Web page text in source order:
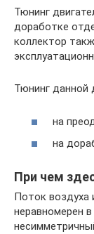
Тюнинг
доработке
коллектор
Тюнинг данной
на
на
При чем
Поток воздуха
неравномерен